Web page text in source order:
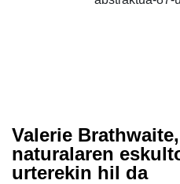
Valerie
naturalaren
urterekin hil da